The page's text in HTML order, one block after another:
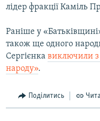
лідер фракції Каміль
Раніше у
також ще одного
Сергієнка виключили з
народу».
Поділитись